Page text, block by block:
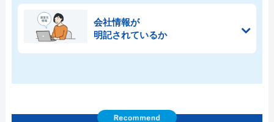
会社情報が
明記されているか